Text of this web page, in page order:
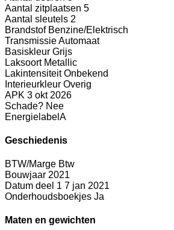
Aantal zitplaatsen 5
Aantal sleutels 2
Brandstof Benzine/Elektrisch
TransmissieAutomaat
Basiskleur Grijs
Laksoort Metallic
Lakintensiteit Onbekend
Interieurkleur Overig
APK 3 okt 2026
Schade? Nee
Energielabel A
Geschiedenis
BTW/Marge Btw
Bouwjaar 2021
Datum deel 1 7 jan 2021
Onderhoudsboekjes Ja
Maten en gewichten